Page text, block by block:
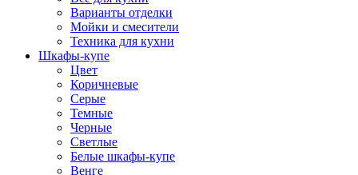
Варианты отделки
Мойки и смесители
Техника для кухни
Шкафы-купе
Цвет
Коричневые
Серые
Темные
Черные
Светлые
Белые шкафы-купе
Венге